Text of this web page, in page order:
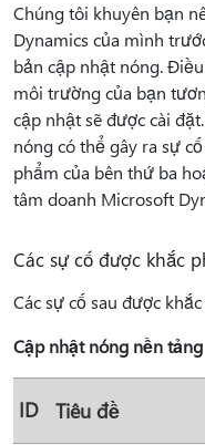
Chúng tôi khuyên bạn
Dynamics của mình
bản cập nhật nóng.
môi trường của bạn
cập nhật sẽ được cài
nóng có thể gây ra sự
phẩm của bên thứ ba
tâm doanh Microsoft
Các sự cố được khắc
Các sự cố sau được
Cập nhật nóng nền tảng
ID Tiêu đề